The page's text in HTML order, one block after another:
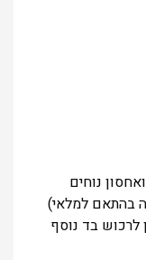
נוחים
בהתאם למלאי)
לרכוש בד נוסף